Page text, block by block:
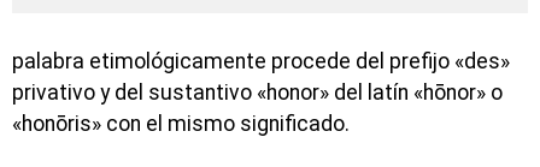
palabra etimológicamente procede del prefijo «des»
privativo y del sustantivo «honor» del latín «hōnor» o
«honōris» con el mismo significado.